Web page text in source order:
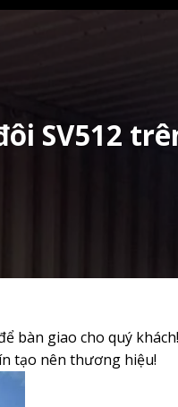
SV512
bàn giao cho quý
tạo nên thương hiệu!